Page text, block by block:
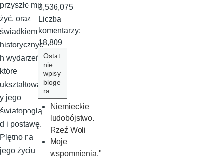
przyszło mu
żyć, oraz
świadkiem
historycznyc
h wydarzeń,
które
ukształtował
y jego
światopoglą
d i postawę.
Piętno na
jego życiu
3,536,075
Liczba
komentarzy:
18,809
Ostat
nie
wpisy
bloge
ra
Niemieckie
ludobójstwo.
Rzeź Woli
Moje
wspomnienia."